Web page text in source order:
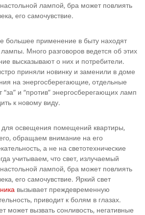
лампой, бра может повлиять
его самочувствие.
большее применение в быту находят
Много разговоров ведется об этих
высказывают о них и потребители.
приняли новинку и заменили в доме
на энергосберегающие, отдельные
“за” и “против” энергосберегающих ламп
к новому виду.
для освещения помещений квартиры,
обращаем внимание на его
а не на светотехнические
учитываем, что свет, излучаемый
лампой, бра может повлиять
его самочувствие. Яркий свет
вызывает преждевременную
приводит к болям в глазах.
может вызвать сонливость, негативные